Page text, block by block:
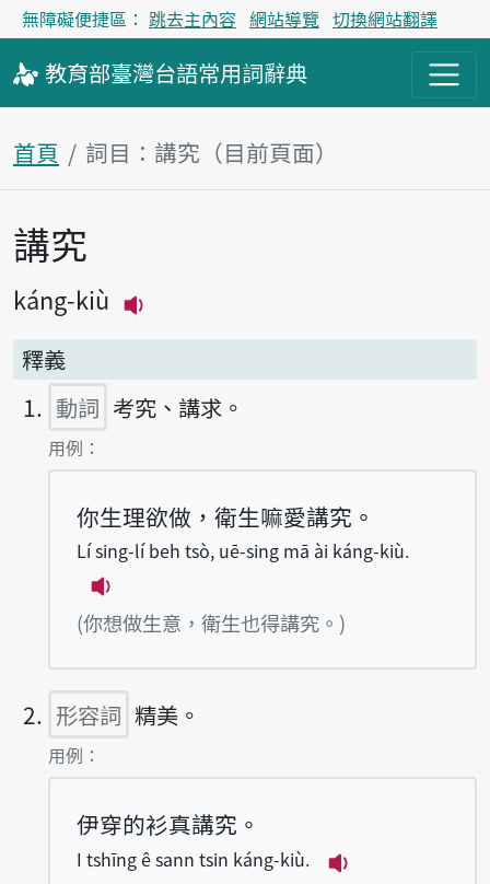
無障礙便捷區： 跳去主內容 網站導覽 切換網站翻譯
教育部臺灣台語常用詞辭典
首頁 詞目：講究（目前頁面）
主內容區塊
講究
káng-kiù
釋義
動詞 考究、講求。
第1項釋義的
用例：
你生理欲做，衛生嘛愛講究。
Lí sing-lí beh tsò, uē-sing mā ài káng-kiù.
播放例句Lí sing-lí beh tsò, uē-sing
(你想做生意，衛生也得講究。)
形容詞 精美。
第2項釋義的
用例：
伊穿的衫真講究。
I tshīng ê sann tsin káng-kiù.